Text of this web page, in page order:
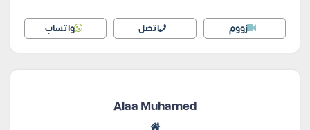
زووم اتصل واتساب
Alaa Muhamed